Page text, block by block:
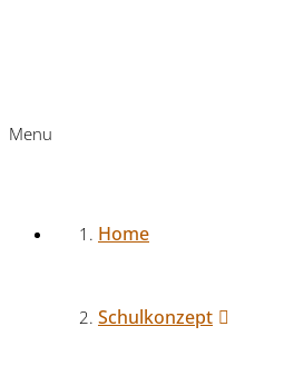
Menu
Home
Schulkonzept